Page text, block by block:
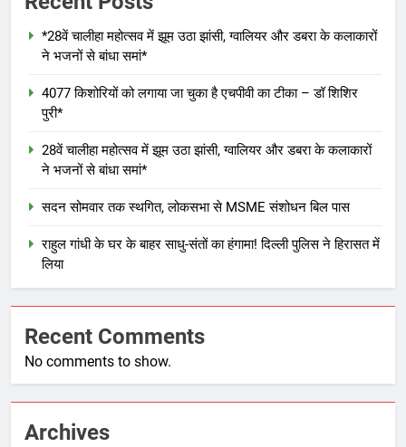
*28वें चालीहा महोत्सव में झूम उठा झांसी, ग्वालियर और डबरा के कलाकारों
ने भजनों से बांधा समां*
4077 किशोरियों को लगाया जा चुका है एचपीवी का टीका – डॉ शिशिर
पुरी*
28वें चालीहा महोत्सव में झूम उठा झांसी, ग्वालियर और डबरा के कलाकारों
ने भजनों से बांधा समां*
सदन सोमवार तक स्थगित, लोकसभा से MSME संशोधन बिल पास
राहुल गांधी के घर के बाहर साधु-संतों का हंगामा! दिल्ली पुलिस ने हिरासत में
लिया
Recent Comments
No comments to show.
Archives